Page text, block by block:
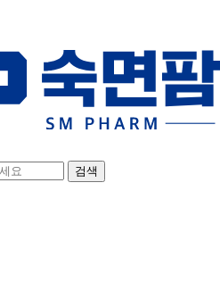
검색